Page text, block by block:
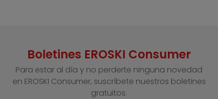
Boletines EROSKI Consumer
Para estar al día y no perderte ninguna novedad
en EROSKI Consumer, suscríbete nuestros boletines
gratuitos.